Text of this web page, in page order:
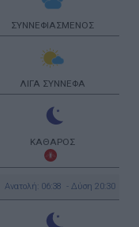
ΣΥΝΝΕΦΙΑΣΜΕΝΟΣ
ΛΙΓΑ ΣΥΝΝΕΦΑ
ΚΑΘΑΡΟΣ
Ανατολή: 06:38 - Δύση 20:30